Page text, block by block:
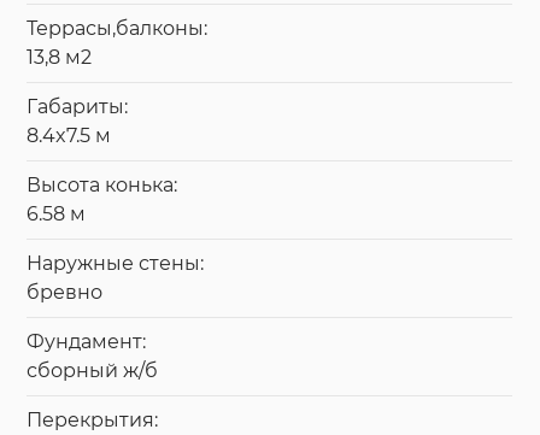
Террасы,балконы:
13,8 м2
Габариты:
8.4x7.5 м
Высота конька:
6.58 м
Наружные стены:
бревно
Фундамент:
сборный ж/б
Перекрытия: